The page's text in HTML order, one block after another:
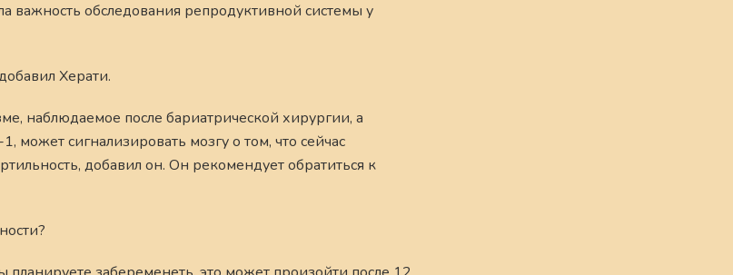
важность обследования репродуктивной системы у
Херати.
наблюдаемое после бариатрической хирургии, а
сигнализировать мозгу о том, что сейчас
добавил он. Он рекомендует обратиться к